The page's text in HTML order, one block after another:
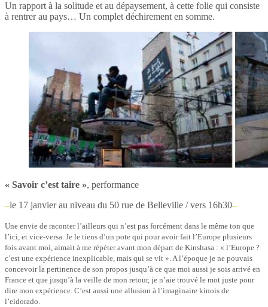
Un rapport à la solitude et au dépaysement, à cette folie qui consiste
à rentrer au pays… Un complet déchirement en somme.
« Savoir c’est taire », performance
–le 17 janvier au niveau du 50 rue de Belleville / vers 16h30–
Une envie de raconter l’ailleurs qui n’est pas forcément dans le même ton que
l’ici, et vice-versa. Je le tiens d’un pote qui pour avoir fait l’Europe plusieurs
fois avant moi, aimait à me répéter avant mon départ de Kinshasa : « l’Europe ?
c’est une expérience inexplicable, mais qui se vit ». A l’époque je ne pouvais
concevoir la pertinence de son propos jusqu’à ce que moi aussi je sois arrivé en
France et que jusqu’à la veille de mon retour, je n’aie trouvé le mot juste pour
dire mon expérience. C’est aussi une allusion à l’imaginaire kinois de
l’eldorado.